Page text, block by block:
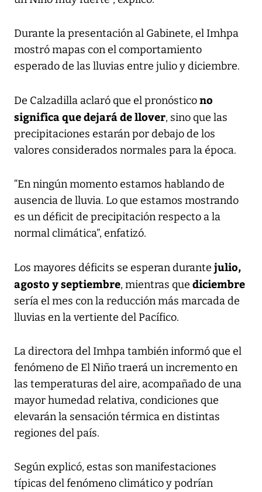
Durante la presentación al Gabinete, el Imhpa
mostró mapas con el comportamiento
esperado de las lluvias entre julio y diciembre.
De Calzadilla aclaró que el pronósticono
significa que dejará de llover, sino que las
precipitaciones estarán por debajo de los
valores considerados normales para la época.
“En ningún momento estamos hablando de
ausencia de lluvia. Lo que estamos mostrando
es un déficit de precipitación respecto a la
normal climática”, enfatizó.
Los mayores déficits se esperan durante julio,
agosto y septiembre, mientras que diciembre
sería el mes con la reducción más marcada de
lluvias en la vertiente del Pacífico.
La directora del Imhpa también informó que el
fenómeno de El Niño traerá un incremento en
las temperaturas del aire, acompañado de una
mayor humedad relativa, condiciones que
elevarán la sensación térmica en distintas
regiones del país.
Según explicó, estas son manifestaciones
típicas del fenómeno climático y podrían